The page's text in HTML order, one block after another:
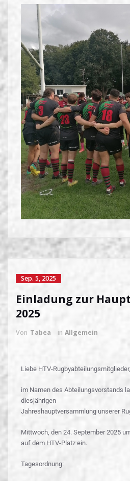
Sep. 5, 2025
Einladung zur
2025
Von Tabea in Allgemein
Liebe HTV-Rugbyabteilungsmitglieder,
im Namen des Abteilungsvorstands
diesjährigen
Jahreshauptversammlung unserer
Mittwoch, den 24. September 2025
auf dem HTV-Platz ein.
Tagesordnung: